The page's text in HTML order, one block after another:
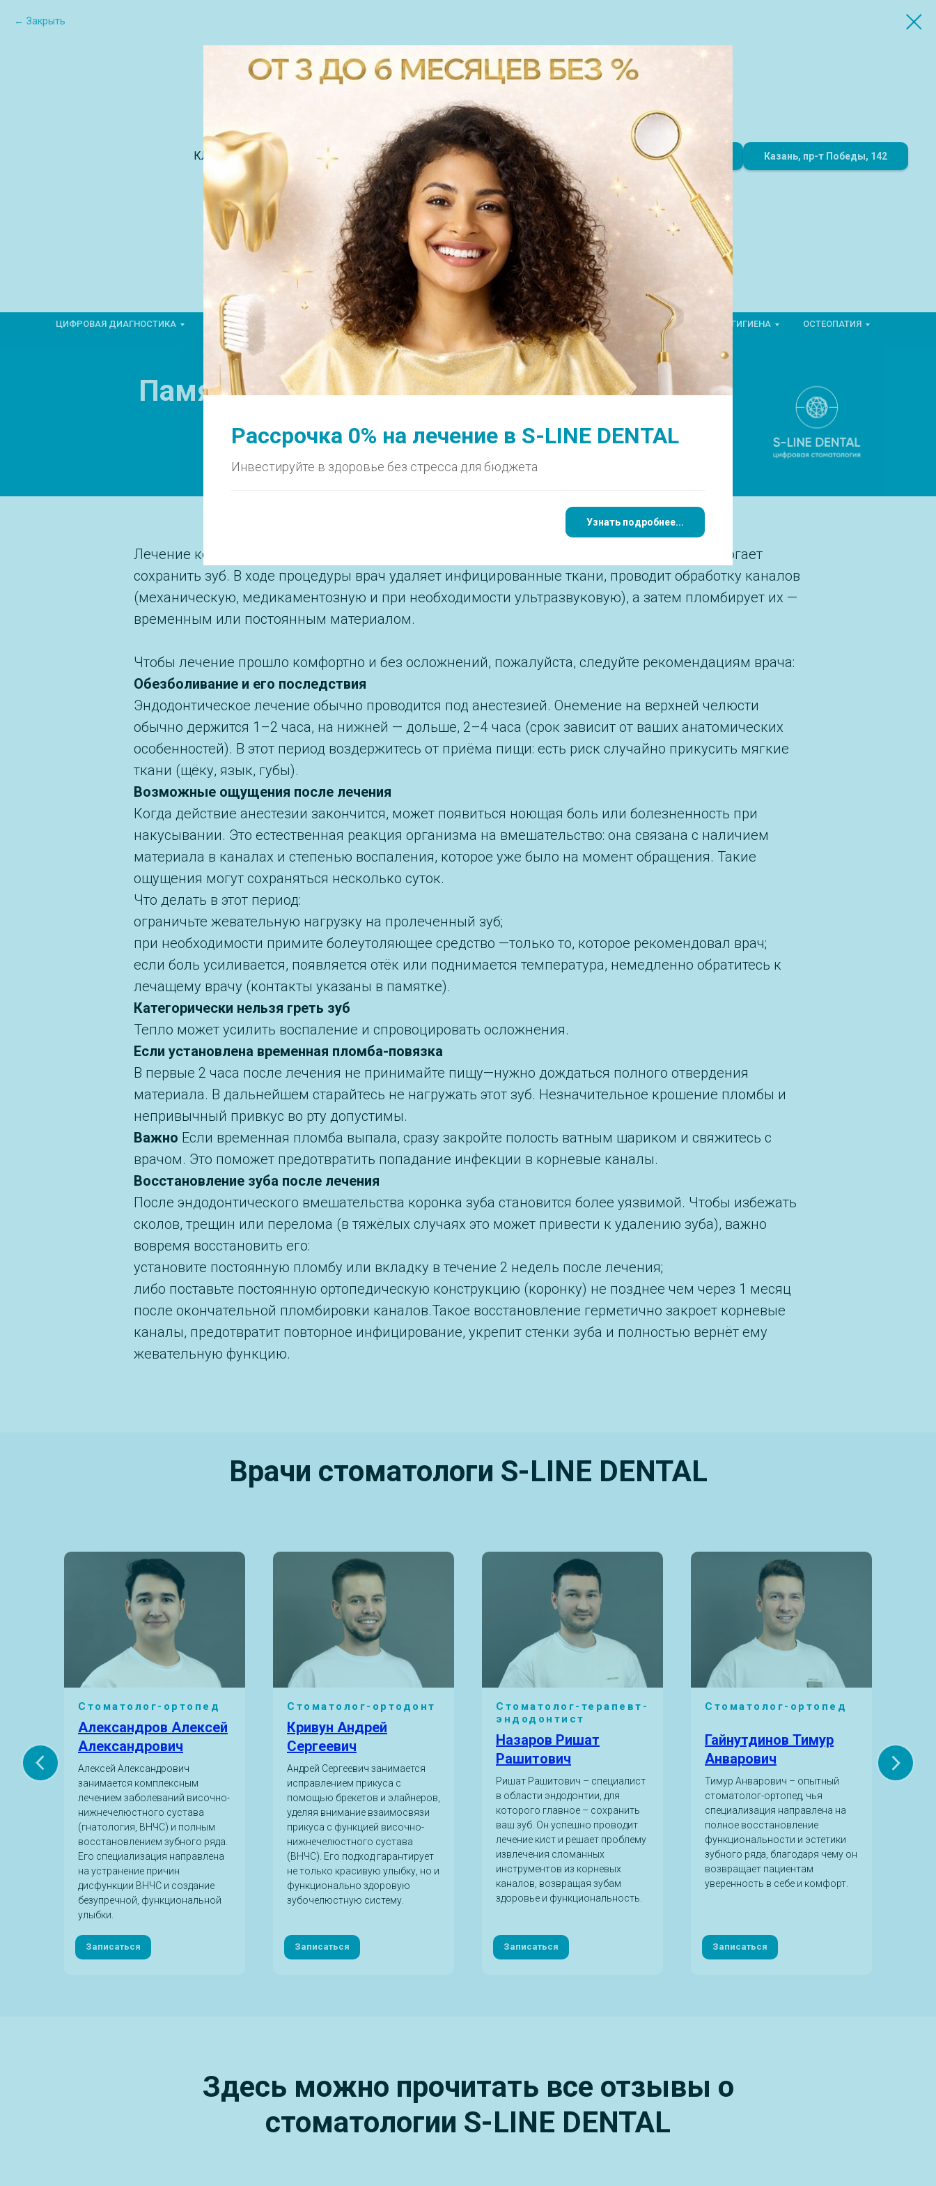
КЛИЕНТАМ О НАС УСЛУГИ ТЕХНОЛОГИИ
пн-сб: с 9.00-20.00
вс: с 10.00 до 18.00
8 (843) 216-51-00 Казань, пр-т Победы, 142
ЦИФРОВАЯ ДИАГНОСТИКА ГНАТОЛОГИЯ ТЕРАПИЯ ОРТОДОНТИЯ ХИРУРГИЯ ИМПЛАНТАЦИЯ ОРТОПЕДИЯ ГИГИЕНА
ОСТЕОПАТИЯ
ДЕТИ
ПАРОДОНТОЛОГИЯ
Памятка после эндодонтического лечения
Лечение корневых каналов—это серьёзное, но эффективное вмешательство, которое помогает
сохранить зуб. В ходе процедуры врач удаляет инфицированные ткани, проводит обработку каналов
(механическую, медикаментозную и при необходимости ультразвуковую), а затем пломбирует их —
временным или постоянным материалом.
Чтобы лечение прошло комфортно и без осложнений, пожалуйста, следуйте рекомендациям врача:
Обезболивание и его последствия
Эндодонтическое лечение обычно проводится под анестезией. Онемение на верхней челюсти
обычно держится 1–2 часа, на нижней — дольше, 2–4 часа (срок зависит от ваших анатомических
особенностей). В этот период воздержитесь от приёма пищи: есть риск случайно прикусить мягкие
ткани (щёку, язык, губы).
Возможные ощущения после лечения
Когда действие анестезии закончится, может появиться ноющая боль или болезненность при
накусывании. Это естественная реакция организма на вмешательство: она связана с наличием
материала в каналах и степенью воспаления, которое уже было на момент обращения. Такие
ощущения могут сохраняться несколько суток.
Что делать в этот период:
ограничьте жевательную нагрузку на пролеченный зуб;
при необходимости примите болеутоляющее средство —только то, которое рекомендовал врач;
если боль усиливается, появляется отёк или поднимается температура, немедленно обратитесь к
лечащему врачу (контакты указаны в памятке).
Категорически нельзя греть зуб
Тепло может усилить воспаление и спровоцировать осложнения.
Если установлена временная пломба-повязка
В первые 2 часа после лечения не принимайте пищу—нужно дождаться полного отвердения
материала. В дальнейшем старайтесь не нагружать этот зуб. Незначительное крошение пломбы и
непривычный привкус во рту допустимы.
Важно Если временная пломба выпала, сразу закройте полость ватным шариком и свяжитесь с
врачом. Это поможет предотвратить попадание инфекции в корневые каналы.
Восстановление зуба после лечения
После эндодонтического вмешательства коронка зуба становится более уязвимой. Чтобы избежать
сколов, трещин или перелома (в тяжёлых случаях это может привести к удалению зуба), важно
вовремя восстановить его:
установите постоянную пломбу или вкладку в течение 2 недель после лечения;
либо поставьте постоянную ортопедическую конструкцию (коронку) не позднее чем через 1 месяц
после окончательной пломбировки каналов.Такое восстановление герметично закроет корневые
каналы, предотвратит повторное инфицирование, укрепит стенки зуба и полностью вернёт ему
жевательную функцию.
Врачи стоматологи S-LINE DENTAL
Стоматолог-ортопед
Александров Алексей
Александрович
Алексей Александрович
занимается комплексным
лечением заболеваний височно-
нижнечелюстного сустава
(гнатология, ВНЧС) и полным
восстановлением зубного ряда.
Его специализация направлена
на устранение причин
дисфункции ВНЧС и создание
безупречной, функциональной
улыбки.
Записаться
Стоматолог-ортодонт
Кривун Андрей
Сергеевич
Андрей Сергеевич занимается
исправлением прикуса с
помощью брекетов и элайнеров,
уделяя внимание взаимосвязи
прикуса с функцией височно-
нижнечелюстного сустава
(ВНЧС). Его подход гарантирует
не только красивую улыбку, но и
функционально здоровую
зубочелюстную систему.
Записаться
Стоматолог-терапевт-
эндодонтист
Назаров Ришат
Рашитович
Ришат Рашитович – специалист
в области эндодонтии, для
которого главное – сохранить
ваш зуб. Он успешно проводит
лечение кист и решает проблему
извлечения сломанных
инструментов из корневых
каналов, возвращая зубам
здоровье и функциональность.
Записаться
Стоматолог-ортопед
Гайнутдинов Тимур
Анварович
Тимур Анварович – опытный
стоматолог-ортопед, чья
специализация направлена на
полное восстановление
функциональности и эстетики
зубного ряда, благодаря чему он
возвращает пациентам
уверенность в себе и комфорт.
Записаться
Здесь можно прочитать все отзывы о
стоматологии S-LINE DENTAL
Рассрочка 0% на лечение в S-LINE DENTAL
Инвестируйте в здоровье без стресса для бюджета
Узнать подробнее...
Закрыть